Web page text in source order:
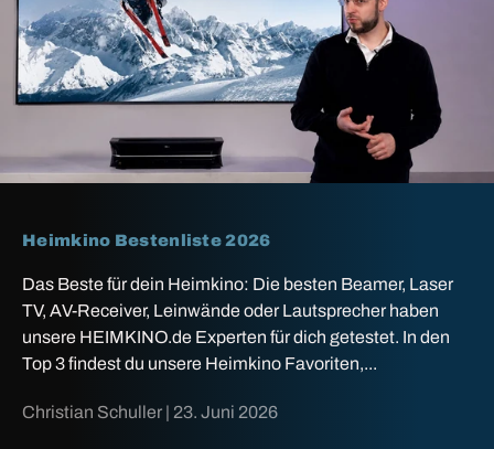
Heimkino Bestenliste 2026
Das Beste für dein Heimkino: Die besten Beamer, Laser
TV, AV-Receiver, Leinwände oder Lautsprecher haben
unsere HEIMKINO.de Experten für dich getestet. In den
Top 3 findest du unsere Heimkino Favoriten,...
Christian Schuller | 23. Juni 2026